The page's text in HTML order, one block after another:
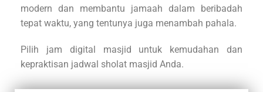
modern dan membantu jamaah dalam beribadah
tepat waktu, yang tentunya juga menambah pahala.
Pilih jam digital masjid untuk kemudahan dan
kepraktisan jadwal sholat masjid Anda.